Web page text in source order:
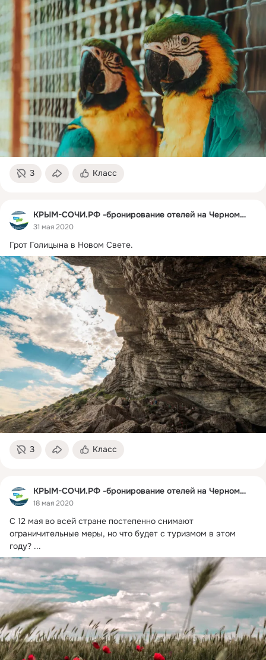
3 Класс
КРЫМ-СОЧИ.РФ -бронирование отелей на Черном море
31 мая 2020
Грот Голицына в Новом Свете.
3 Класс
КРЫМ-СОЧИ.РФ -бронирование отелей на Черном море
18 мая 2020
С 12 мая во всей стране постепенно снимают
ограничительные меры, но что будет с туризмом в этом
году? ...